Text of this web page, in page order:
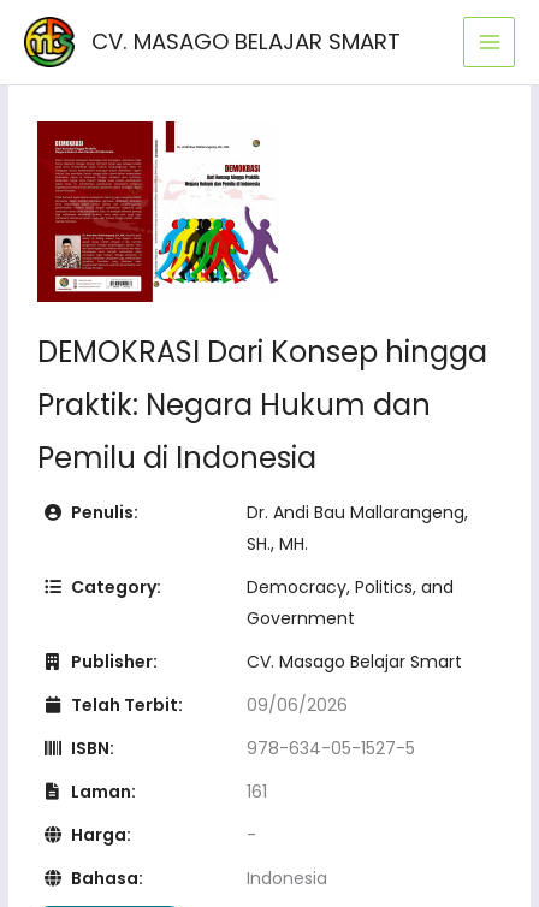
Lewati
konten
CV. MASAGO BELAJAR SMART
DEMOKRASI Dari Konsep hingga
Praktik: Negara Hukum dan
Pemilu di Indonesia
Penulis:
Dr. Andi Bau Mallarangeng,
SH., MH.
Category:
Democracy, Politics, and
Government
Publisher:
CV. Masago Belajar Smart
Telah Terbit:
09/06/2026
ISBN:
978-634-05-1527-5
Laman:
161
Harga:
-
Bahasa:
Indonesia